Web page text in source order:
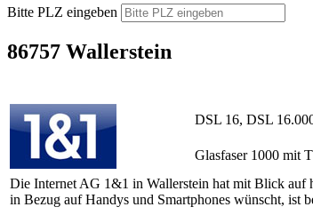
Bitte PLZ eingeben
86757 Wallerstein
DSL 16, DSL
Glasfaser 1000 mit
Die Internet AG 1&1 in Wallerstein hat mit Blick auf
in Bezug auf Handys und Smartphones wünscht, ist